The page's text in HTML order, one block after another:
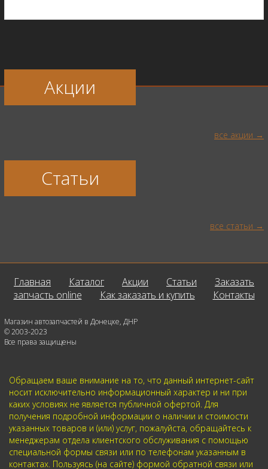
Акции
все акции
Статьи
все статьи
Главная Каталог Акции Статьи
Заказать
запчасть online
Как заказать и купить Контакты
Магазин автозапчастей в Донецке, ДНР
© 2003-2023
Все права защищены
Обращаем ваше внимание на то, что данный интернет-сайт
носит исключительно информационный характер и ни при
каких условиях не является публичной офертой. Для
получения подробной информации о наличии и стоимости
указанных товаров и (или) услуг, пожалуйста, обращайтесь к
менеджерам отдела клиентского обслуживания с помощью
специальной формы связи или по телефонам указанным в
контактах. Пользуясь (на сайте) формой обратной связи или